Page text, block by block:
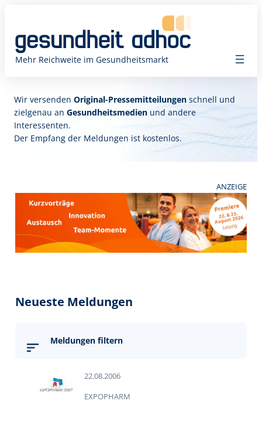
Mehr Reichweite im Gesundheitsmarkt
Wir versenden Original-Pressemitteilungen schnell und
zielgenau an Gesundheitsmedien und andere
Interessenten.
Der Empfang der Meldungen ist kostenlos.
ANZEIGE
Neueste Meldungen
Meldungen filtern
22.08.2006
EXPOPHARM